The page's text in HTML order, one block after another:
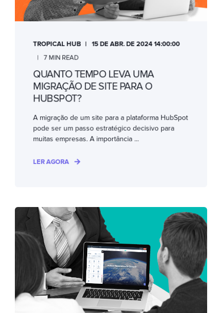
TROPICAL HUB
15 DE ABR. DE 2024 14:00:00
7 MIN READ
QUANTO TEMPO LEVA UMA
MIGRAÇÃO DE SITE PARA O
HUBSPOT?
A migração de um site para a plataforma HubSpot
pode ser um passo estratégico decisivo para
muitas empresas. A importância ...
LER AGORA